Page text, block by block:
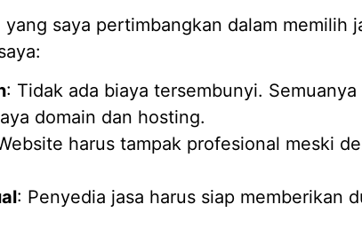
saya pertimbangkan dalam memilih
: Tidak ada biaya tersembunyi.
domain dan hosting.
harus tampak profesional meski
: Penyedia jasa harus siap memberikan